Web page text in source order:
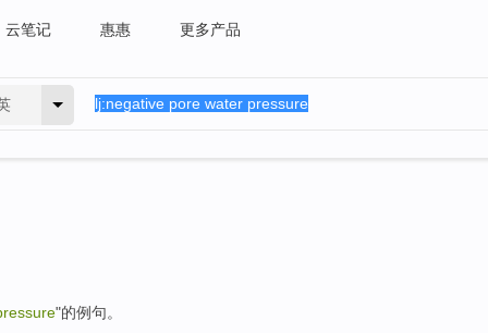
云笔记 惠惠 更多产品
"的例句。